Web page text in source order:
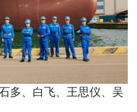
多、白飞、王思仪、吴